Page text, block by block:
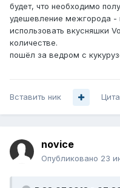
будет, что необходимо
удешевление межгорода -
использовать вкусняшки
количестве.
пошёл за ведром с
Вставить ник
novice
Опубликовано 23